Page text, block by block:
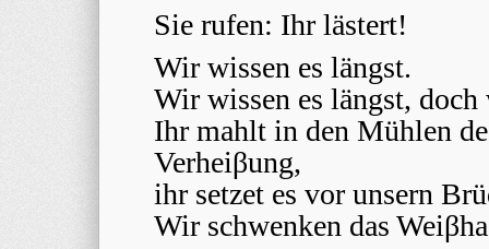
Sie rufen: Ihr lästert!
Wir wissen es längst.
Wir wissen es längst, doch
Ihr mahlt in den Mühlen
Verheiβung,
ihr setzet es vor unsern
Wir schwenken das